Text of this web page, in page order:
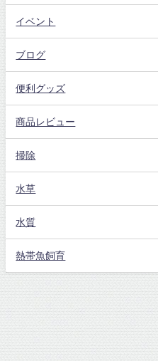
イベント
ブログ
便利グッズ
商品レビュー
掃除
水草
水質
熱帯魚飼育